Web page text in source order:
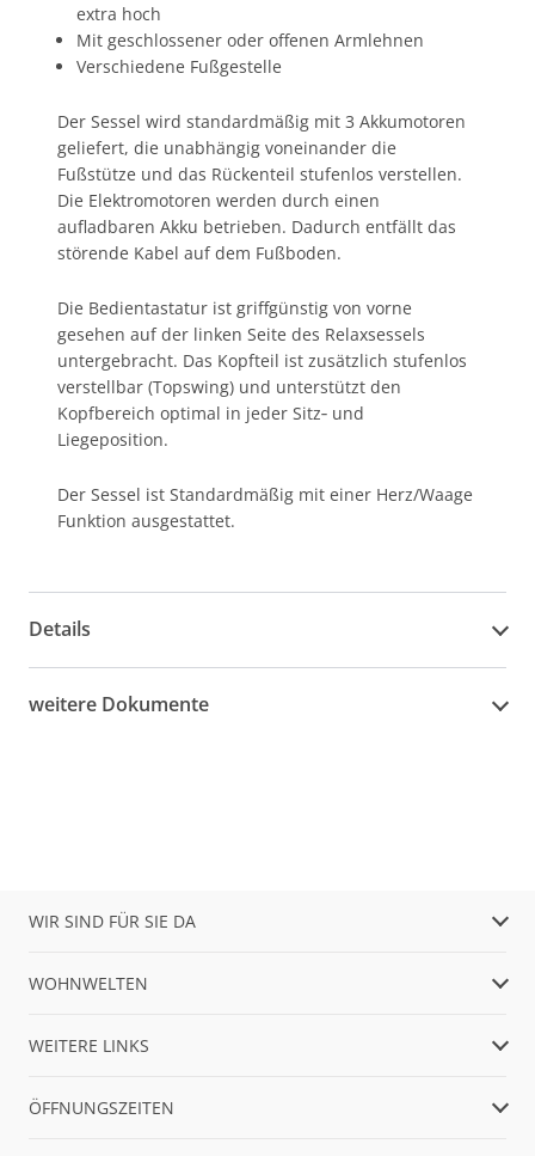
extra hoch
Mit geschlossener oder offenen Armlehnen
Verschiedene Fußgestelle
Der Sessel wird standardmäßig mit 3 Akkumotoren
geliefert, die unabhängig voneinander die
Fußstütze und das Rückenteil stufenlos verstellen.
Die Elektromotoren werden durch einen
aufladbaren Akku betrieben. Dadurch entfällt das
störende Kabel auf dem Fußboden.
Die Bedientastatur ist griffgünstig von vorne
gesehen auf der linken Seite des Relaxsessels
untergebracht. Das Kopfteil ist zusätzlich stufenlos
verstellbar (Topswing) und unterstützt den
Kopfbereich optimal in jeder Sitz‐ und
Liegeposition.
Der Sessel ist Standardmäßig mit einer Herz/Waage
Funktion ausgestattet.
Details
weitere Dokumente
WIR SIND FÜR SIE DA
WOHNWELTEN
WEITERE LINKS
ÖFFNUNGSZEITEN